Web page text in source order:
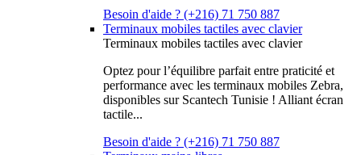
Besoin d'aide ? (+216) 71 750 887
Terminaux mobiles tactiles avec clavier
Terminaux mobiles tactiles avec clavier
Optez pour l’équilibre parfait entre praticité et
performance avec les terminaux mobiles Zebra,
disponibles sur Scantech Tunisie ! Alliant écran
tactile...
Besoin d'aide ? (+216) 71 750 887